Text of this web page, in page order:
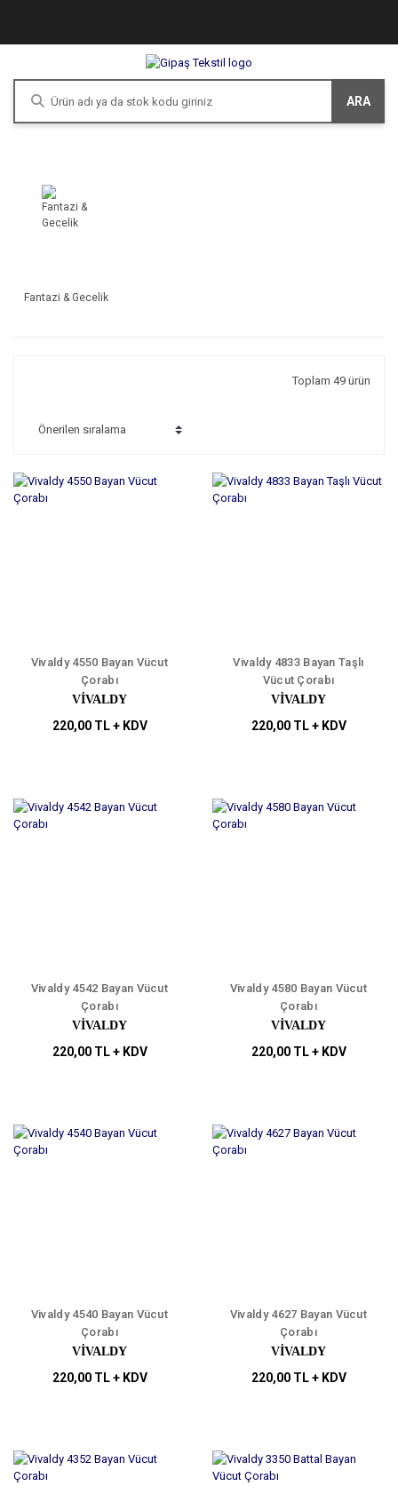
ARA
Fantazi & Gecelik
Toplam 49 ürün
Vivaldy 4550 Bayan Vücut
Çorabı
VİVALDY
220,00 TL + KDV
Vivaldy 4833 Bayan Taşlı
Vücut Çorabı
VİVALDY
220,00 TL + KDV
Vivaldy 4542 Bayan Vücut
Çorabı
VİVALDY
220,00 TL + KDV
Vivaldy 4580 Bayan Vücut
Çorabı
VİVALDY
220,00 TL + KDV
Vivaldy 4540 Bayan Vücut
Çorabı
VİVALDY
220,00 TL + KDV
Vivaldy 4627 Bayan Vücut
Çorabı
VİVALDY
220,00 TL + KDV